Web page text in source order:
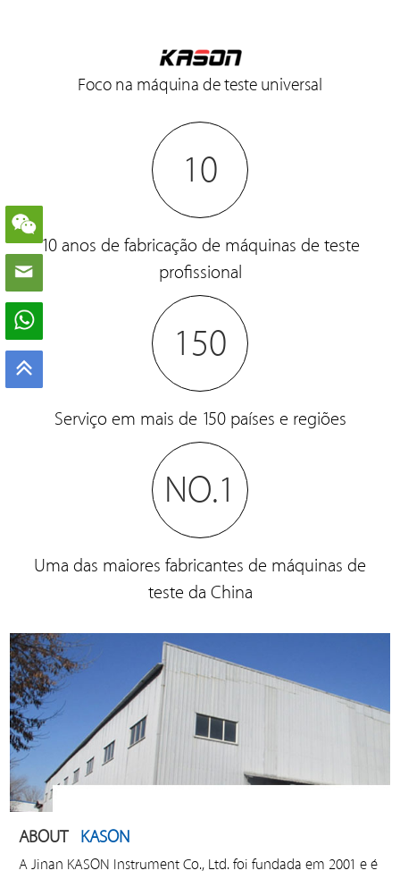
Foco na máquina de teste universal
10
10 anos de fabricação de máquinas de teste
profissional
150
Serviço em mais de 150 países e regiões
NO.1
Uma das maiores fabricantes de máquinas de
teste da China
ABOUT KASON
A Jinan KASON Instrument Co., Ltd. foi fundada em 2001 e é